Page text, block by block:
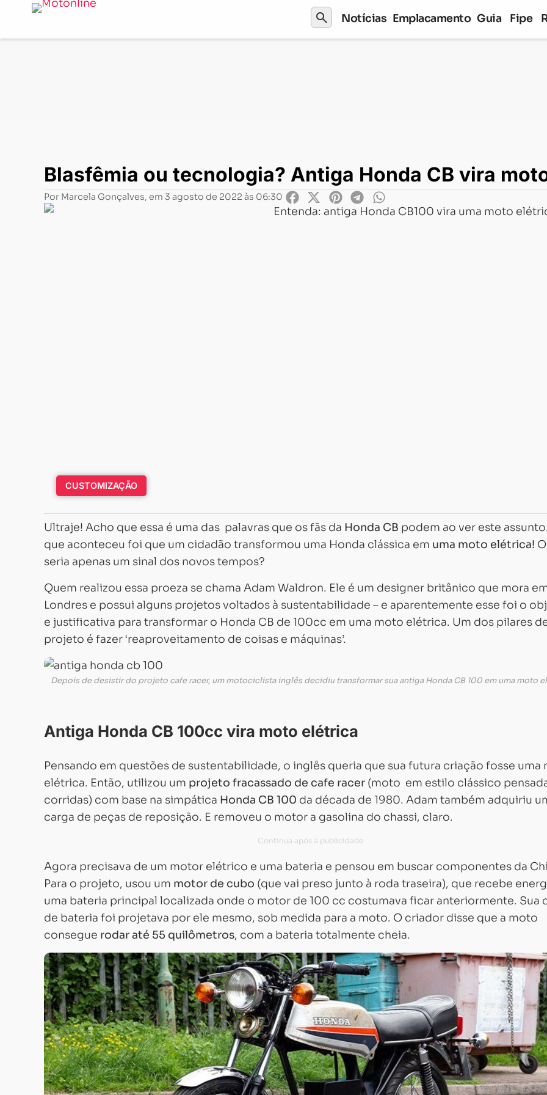
search Notícias Emplacamento Guia Fipe
Blasfêmia ou tecnologia? Antiga Honda CB vira moto elétrica
Blasfêmia ou tecnologia? Antiga Honda CB vira
Por Marcela Gonçalves, em 3 agosto de 2022 às 06:30
CUSTOMIZAÇÃO
Ultraje! Acho que essa é uma das palavras que os fãs da Honda CB podem ao ver este
que aconteceu foi que um cidadão transformou uma Honda clássica em uma moto elétrica!
seria apenas um sinal dos novos tempos?
Quem realizou essa proeza se chama Adam Waldron. Ele é um designer britânico que mora
Londres e possui alguns projetos voltados à sustentabilidade – e aparentemente esse foi o
e justificativa para transformar o Honda CB de 100cc em uma moto elétrica. Um dos pilares
projeto é fazer ‘reaproveitamento de coisas e máquinas’.
Depois de desistir do projeto cafe racer, um motociclista inglês decidiu transformar sua antiga Honda CB 100 em uma moto
Antiga Honda CB 100cc vira moto elétrica
Pensando em questões de sustentabilidade, o inglês queria que sua futura criação fosse uma
elétrica. Então, utilizou um projeto fracassado de cafe racer (moto em estilo clássico
corridas) com base na simpática Honda CB 100 da década de 1980. Adam também adquiriu
carga de peças de reposição. E removeu o motor a gasolina do chassi, claro.
Agora precisava de um motor elétrico e uma bateria e pensou em buscar componentes da
Para o projeto, usou um motor de cubo (que vai preso junto à roda traseira), que recebe
uma bateria principal localizada onde o motor de 100 cc costumava ficar anteriormente. Sua
de bateria foi projetava por ele mesmo, sob medida para a moto. O criador disse que a moto
consegue rodar até 55 quilômetros, com a bateria totalmente cheia.